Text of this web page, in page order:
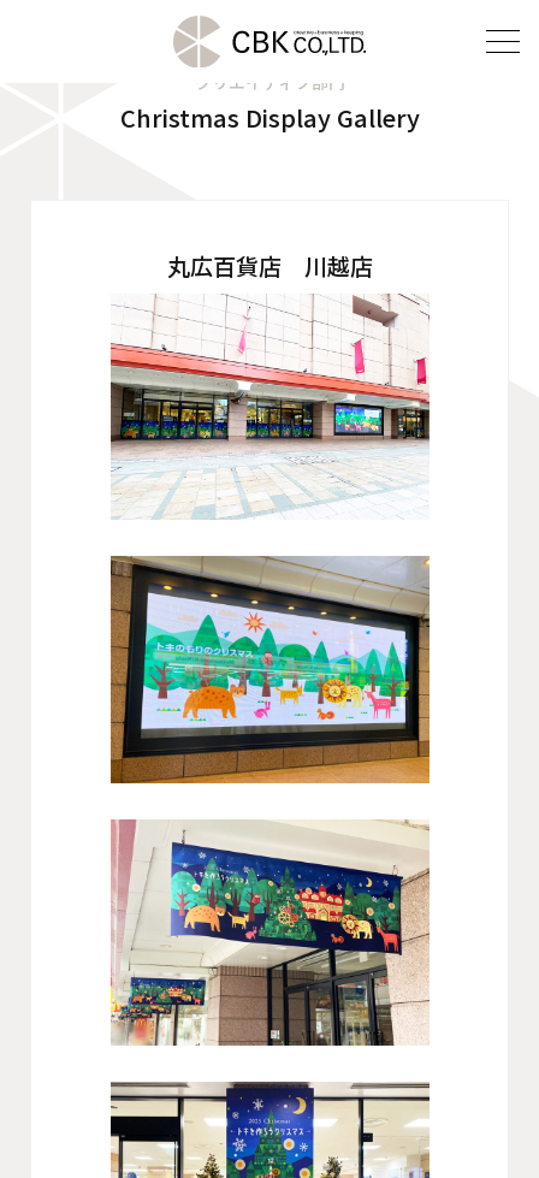
ビルメンテナンス部門
会社案内
ご挨拶
企業理念
会社概要
沿革
役員一覧
組織図
グループ会社
アクセス
採用情報
協力会社・スタッフ募集
お問い合わせ
クリエイティブ部門
Christmas Display Gallery
丸広百貨店 川越店